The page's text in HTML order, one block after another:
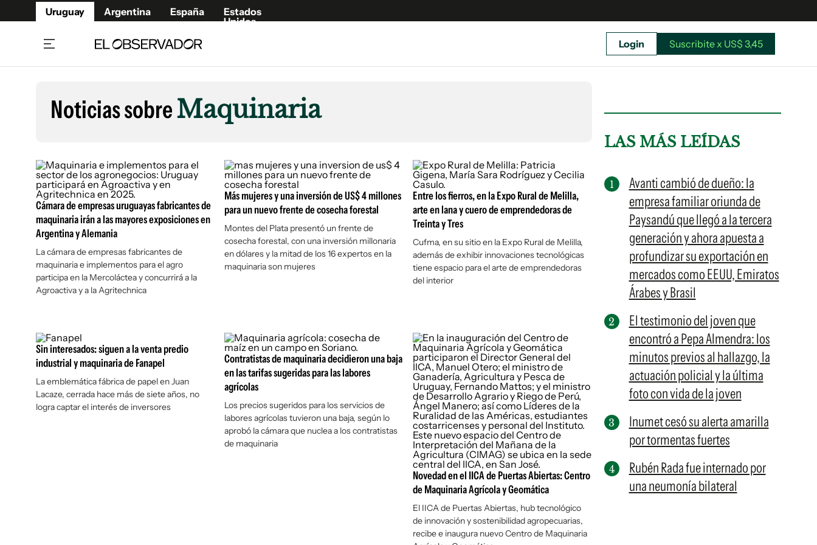
Uruguay Argentina España
Estados
Unidos
Beneficios Member
Café y Negocios
Economía y Empresas
Agro
Brand Studio
Mundo
Cultura y Espectáculos
Fúnebres
Publicaciones
Newsletters
Argentina
España
Estados Unidos
Suscribite x US$ 3,45
Login Suscribite x US$ 3,45
Noticias sobreMaquinaria
Cámara de empresas uruguayas fabricantes de
maquinaria irán a las mayores exposiciones en
Argentina y Alemania
La cámara de empresas fabricantes de
maquinaria e implementos para el agro
participa en la Mercoláctea y concurrirá a la
Agroactiva y a la Agritechnica
Más mujeres y una inversión de US$ 4 millones
para un nuevo frente de cosecha forestal
Montes del Plata presentó un frente de
cosecha forestal, con una inversión millonaria
en dólares y la mitad de los 16 expertos en la
maquinaria son mujeres
Entre los fierros, en la Expo Rural de Melilla,
arte en lana y cuero de emprendedoras de
Treinta y Tres
Cufma, en su sitio en la Expo Rural de Melilla,
además de exhibir innovaciones tecnológicas
tiene espacio para el arte de emprendedoras
del interior
Sin interesados: siguen a la venta predio
industrial y maquinaria de Fanapel
La emblemática fábrica de papel en Juan
Lacaze, cerrada hace más de siete años, no
logra captar el interés de inversores
Contratistas de maquinaria decidieron una baja
en las tarifas sugeridas para las labores
agrícolas
Los precios sugeridos para los servicios de
labores agrícolas tuvieron una baja, según lo
aprobó la cámara que nuclea a los contratistas
de maquinaria
Novedad en el IICA de Puertas Abiertas: Centro
de Maquinaria Agrícola y Geomática
El IICA de Puertas Abiertas, hub tecnológico
de innovación y sostenibilidad agropecuarias,
recibe e inaugura nuevo Centro de Maquinaria
LAS MÁS LEÍDAS
Avanti cambió de dueño: la
empresa familiar oriunda de
Paysandú que llegó a la tercera
generación y ahora apuesta a
profundizar su exportación en
mercados como EEUU, Emiratos
Árabes y Brasil
El testimonio del joven que
encontró a Pepa Almendra: los
minutos previos al hallazgo, la
actuación policial y la última
foto con vida de la joven
Inumet cesó su alerta amarilla
por tormentas fuertes
Rubén Rada fue internado por
una neumonía bilateral